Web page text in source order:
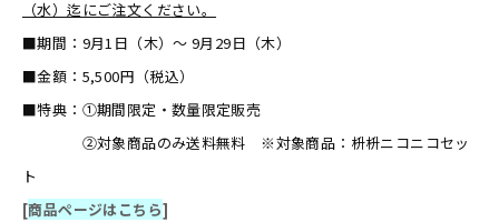
（水）迄にご注文ください。
■期間：9月1日（木）～ 9月29日（木）
■金額：5,500円（税込）
■特典：①期間限定・数量限定販売
②対象商品のみ送料無料 ※対象商品：枡枡ニコニコセッ
ト
[商品ページはこちら]